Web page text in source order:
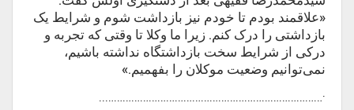
«علاقمند بودم تا خودم نیز بازداشت شوم و شرایط یک
بازداشتی را درک کنم. زیرا ما وکلا تا وقتی که تجربه و
درکی از شرایط سخت بازداشتگاه نداشته باشیم،
نمی‌توانیم وضعیت موکلان را بفهمیم.»
·…………………………………………………………………..